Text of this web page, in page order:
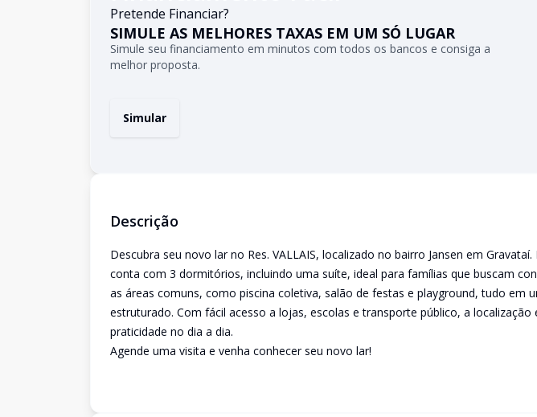
Pretende Financiar?
SIMULE AS MELHORES TAXAS EM UM SÓ LUGAR
Simule seu financiamento em minutos com todos os bancos e consiga a
melhor proposta.
Simular
Descrição
Descubra seu novo lar no Res. VALLAIS, localizado no bairro Jansen em
conta com 3 dormitórios, incluindo uma suíte, ideal para famílias que buscam
as áreas comuns, como piscina coletiva, salão de festas e playground, tudo em
estruturado. Com fácil acesso a lojas, escolas e transporte público, a localização
praticidade no dia a dia.
Agende uma visita e venha conhecer seu novo lar!